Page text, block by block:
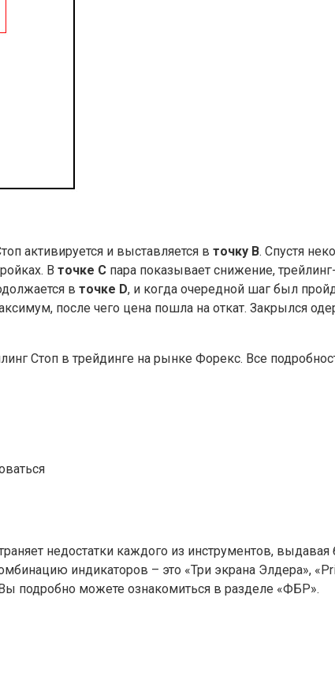
активируется и выставляется в точку В. Спустя
В точке С пара показывает снижение,
в точке D, и когда очередной шаг был
после чего цена пошла на откат. Закрылся
Стоп в трейдинге на рынке Форекс. Все
недостатки каждого из инструментов,
индикаторов – это «Три экрана Элдера»,
Вы подробно можете ознакомиться в разделе «ФБР».